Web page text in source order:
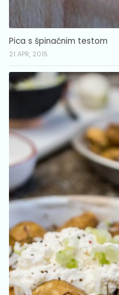
Pica s špinačnim testom
21 APR, 2015